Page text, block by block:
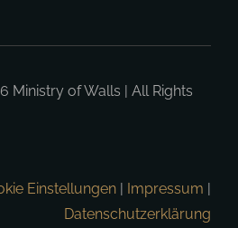
Ministry of Walls
| All Rights
Einstellungen Impressum
Datenschutzerklärung